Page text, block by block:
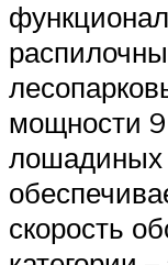
мощности
лошадиных
скорость